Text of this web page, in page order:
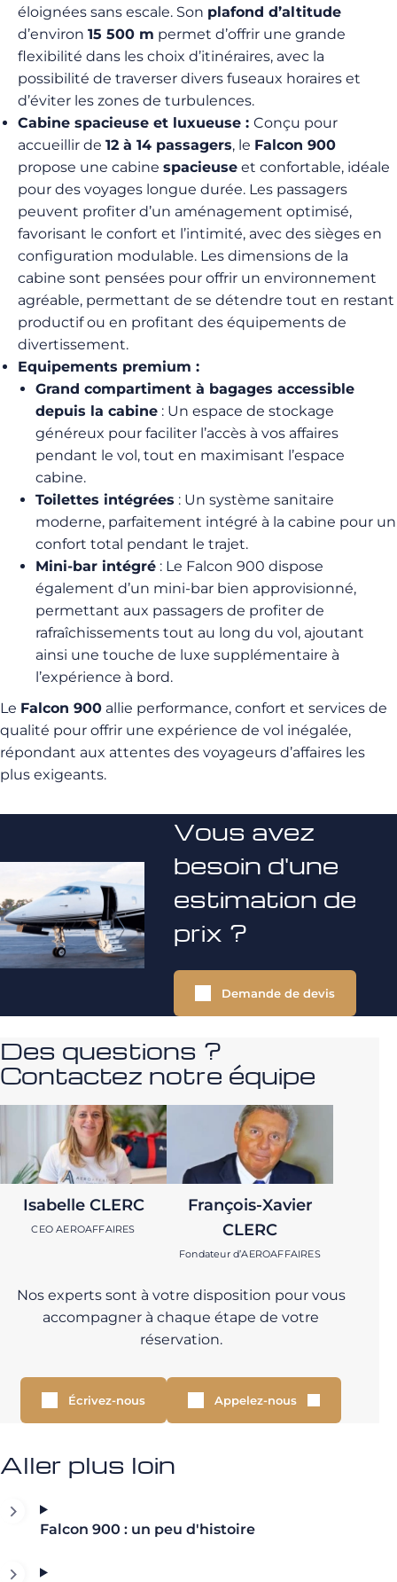
éloignées sans escale. Son plafond d’altitude
d’environ 15 500 m permet d’offrir une grande
flexibilité dans les choix d’itinéraires, avec la
possibilité de traverser divers fuseaux horaires et
d’éviter les zones de turbulences.
Cabine spacieuse et luxueuse : Conçu pour
accueillir de 12 à 14 passagers, le Falcon 900
propose une cabine spacieuse et confortable, idéale
pour des voyages longue durée. Les passagers
peuvent profiter d’un aménagement optimisé,
favorisant le confort et l’intimité, avec des sièges en
configuration modulable. Les dimensions de la
cabine sont pensées pour offrir un environnement
agréable, permettant de se détendre tout en restant
productif ou en profitant des équipements de
divertissement.
Equipements premium :
Grand compartiment à bagages accessible
depuis la cabine : Un espace de stockage
généreux pour faciliter l’accès à vos affaires
pendant le vol, tout en maximisant l’espace
cabine.
Toilettes intégrées : Un système sanitaire
moderne, parfaitement intégré à la cabine pour un
confort total pendant le trajet.
Mini-bar intégré : Le Falcon 900 dispose
également d’un mini-bar bien approvisionné,
permettant aux passagers de profiter de
rafraîchissements tout au long du vol, ajoutant
ainsi une touche de luxe supplémentaire à
l’expérience à bord.
Le Falcon 900 allie performance, confort et services de
qualité pour offrir une expérience de vol inégalée,
répondant aux attentes des voyageurs d’affaires les
plus exigeants.
Vous avez
besoin d'une
estimation de
prix ?
Demande de devis
Des questions ?
Contactez notre équipe
Isabelle CLERC
CEO AEROAFFAIRES
François-Xavier
CLERC
Fondateur d’AEROAFFAIRES
Nos experts sont à votre disposition pour vous
accompagner à chaque étape de votre
réservation.
Écrivez-nous Appelez-nous
Aller plus loin
Falcon 900 : un peu d'histoire